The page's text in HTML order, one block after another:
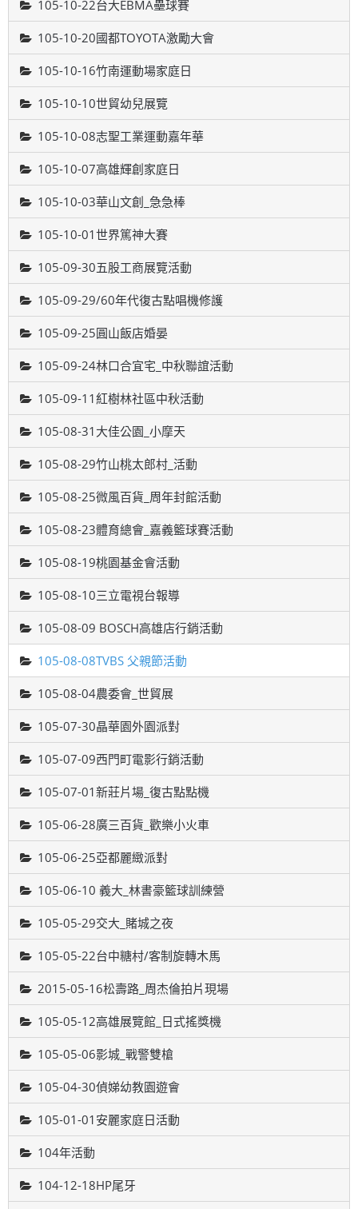
105-10-22台大EBMA壘球賽
105-10-20國都TOYOTA激勵大會
105-10-16竹南運動場家庭日
105-10-10世貿幼兒展覽
105-10-08志聖工業運動嘉年華
105-10-07高雄輝創家庭日
105-10-03華山文創_急急棒
105-10-01世界篤神大賽
105-09-30五股工商展覽活動
105-09-29/60年代復古點唱機修護
105-09-25圓山飯店婚晏
105-09-24林口合宜宅_中秋聯誼活動
105-09-11紅樹林社區中秋活動
105-08-31大佳公園_小摩天
105-08-29竹山桃太郎村_活動
105-08-25微風百貨_周年封館活動
105-08-23體育總會_嘉義籃球賽活動
105-08-19桃園基金會活動
105-08-10三立電視台報導
105-08-09 BOSCH高雄店行銷活動
105-08-08TVBS 父親節活動
105-08-04農委會_世貿展
105-07-30晶華園外園派對
105-07-09西門町電影行銷活動
105-07-01新莊片場_復古點點機
105-06-28廣三百貨_歡樂小火車
105-06-25亞都麗緻派對
105-06-10 義大_林書豪籃球訓練營
105-05-29交大_賭城之夜
105-05-22台中糖村/客制旋轉木馬
2015-05-16松壽路_周杰倫拍片現場
105-05-12高雄展覽館_日式搖獎機
105-05-06影城_戰警雙槍
105-04-30偵娣幼教園遊會
105-01-01安麗家庭日活動
104年活動
104-12-18HP尾牙